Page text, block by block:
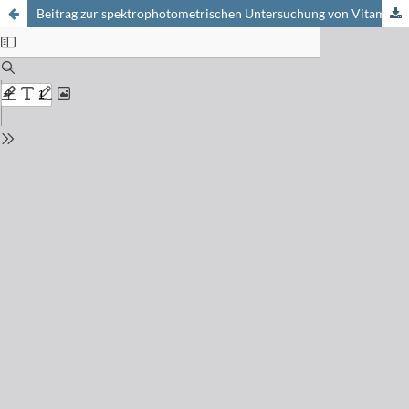
Beitrag zur spektrophotometrischen Untersuchung von Vitamin-B